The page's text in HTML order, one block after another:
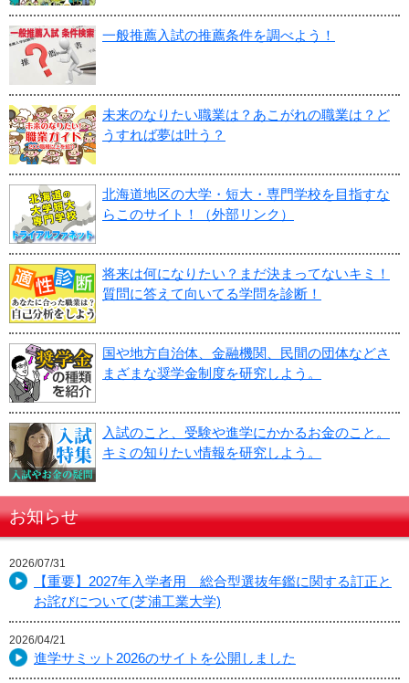
一般推薦入試の推薦条件を調べよう！
未来のなりたい職業は？あこがれの職業は？ど
うすれば夢は叶う？
北海道地区の大学・短大・専門学校を目指すな
らこのサイト！（外部リンク）
将来は何になりたい？まだ決まってないキミ！
質問に答えて向いてる学問を診断！
国や地方自治体、金融機関、民間の団体などさ
まざまな奨学金制度を研究しよう。
入試のこと、受験や進学にかかるお金のこと。
キミの知りたい情報を研究しよう。
お知らせ
2026/07/31
【重要】2027年入学者用 総合型選抜年鑑に関する訂正と
お詫びについて(芝浦工業大学)
2026/04/21
進学サミット2026のサイトを公開しました